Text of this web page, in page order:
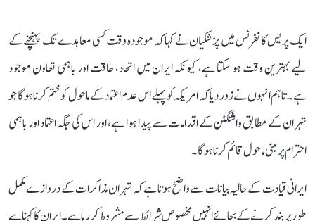
ایک پریس کانفرنس میں پزشکیان نے کہا کہ موجودہ وقت کسی معاہدے تک پہنچنے کے
لیے بہترین وقت ہو سکتا ہے، کیونکہ ایران میں اتحاد، طاقت اور باہمی تعاون موجود
ہے۔ تاہم انہوں نے زور دیا کہ امریکہ کو پہلے اس عدم اعتماد کے ماحول کو ختم کرنا ہوگا جو
تہران کے مطابق واشنگٹن کے اقدامات سے پیدا ہوا ہے، اور اس کی جگہ اعتماد اور باہمی
احترام پر مبنی ماحول قائم کرنا ہوگا۔
ایرانی قیادت کے حالیہ بیانات سے واضح ہوتا ہے کہ تہران مذاکرات کے دروازے مکمل
طور پر بند کرنے کے بجائے انہیں مخصوص شرائط سے مشروط کر رہا ہے۔ ایران کا کہنا ہے